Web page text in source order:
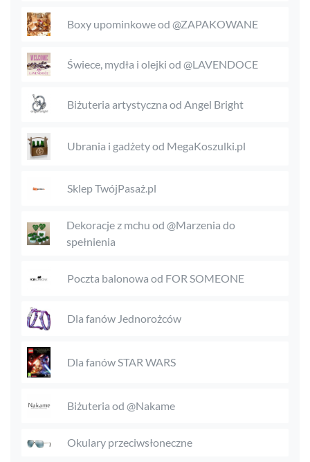
Boxy upominkowe od @ZAPAKOWANE
Świece, mydła i olejki od @LAVENDOCE
Biżuteria artystyczna od Angel Bright
Ubrania i gadżety od MegaKoszulki.pl
Sklep TwójPasaż.pl
Dekoracje z mchu od @Marzenia do
spełnienia
Poczta balonowa od FOR SOMEONE
Dla fanów Jednorożców
Dla fanów STAR WARS
Biżuteria od @Nakame
Okulary przeciwsłoneczne